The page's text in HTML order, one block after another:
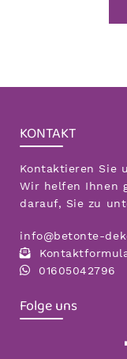
KONTAKT
Kontaktieren Sie
Wir helfen Ihnen
darauf, Sie zu
info@betonte-
01605042796
Folge uns